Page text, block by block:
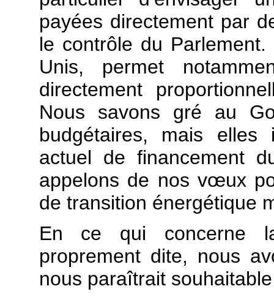
payées directement par
le contrôle du
Unis, permet
directement
Nous savons gré au
budgétaires, mais
actuel de financement
appelons de nos vœux
de transition énergétique
En ce qui concerne
proprement dite, nous
nous paraîtrait